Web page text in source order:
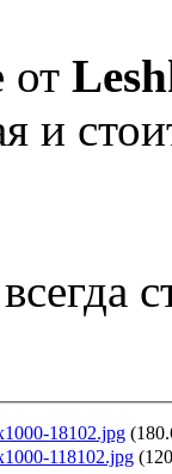
от
и
18102.jpg‎
118102.jpg‎